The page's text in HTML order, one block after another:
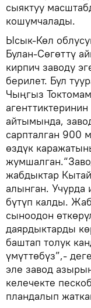
сыяктуу
кошумчалады.
Ысык-Көл
Булан-Сөгөттү
кирпич заводу
берилет. Бул
Чыңгыз
айтымында,
сарпталган 900
өздүк
жабдыктар
алынган.
бүтүп калды.
сыноодон
даярдыктарды
баштап толук
үмүттөбүз”,-
эле завод
келечекте
пландалып